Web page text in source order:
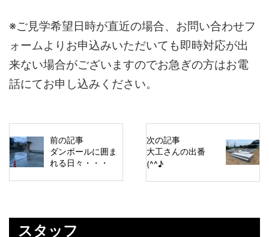
※ご見学希望日時が直近の場合、お問い合わせフ
ォームよりお申込みいただいても即時対応が出
来ない場合がございますのでお急ぎの方はお電
話にてお申し込みください。
前の記事
ダンボールに囲ま
れる日々・・・
次の記事
大工さんの出番
(^^♪
スタッフ